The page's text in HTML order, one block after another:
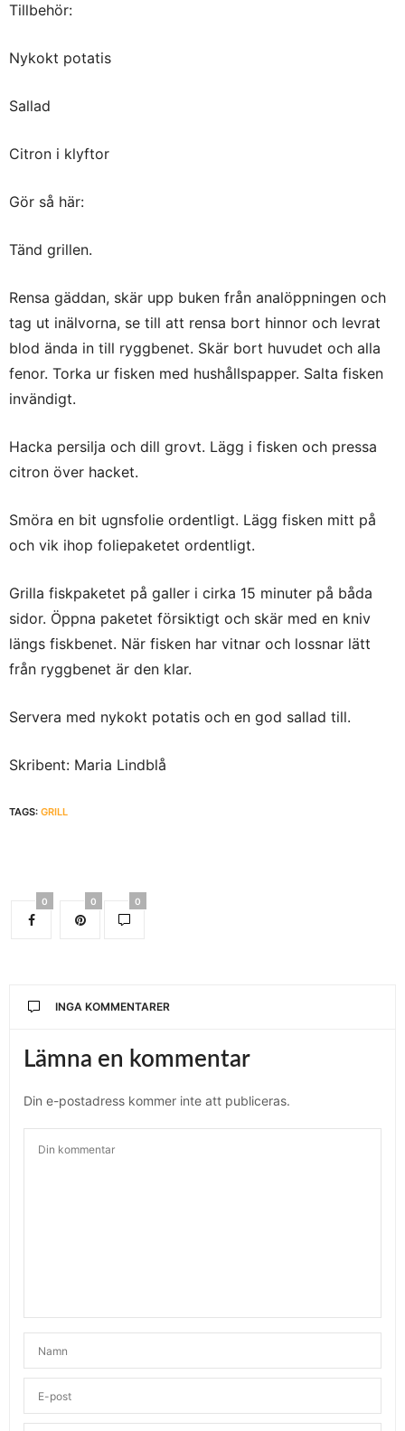
Tillbehör:
Nykokt potatis
Sallad
Citron i klyftor
Gör så här:
Tänd grillen.
Rensa gäddan, skär upp buken från analöppningen och
tag ut inälvorna, se till att rensa bort hinnor och levrat
blod ända in till ryggbenet. Skär bort huvudet och alla
fenor. Torka ur fisken med hushållspapper. Salta fisken
invändigt.
Hacka persilja och dill grovt. Lägg i fisken och pressa
citron över hacket.
Smöra en bit ugnsfolie ordentligt. Lägg fisken mitt på
och vik ihop foliepaketet ordentligt.
Grilla fiskpaketet på galler i cirka 15 minuter på båda
sidor. Öppna paketet försiktigt och skär med en kniv
längs fiskbenet. När fisken har vitnar och lossnar lätt
från ryggbenet är den klar.
Servera med nykokt potatis och en god sallad till.
Skribent: Maria Lindblå
TAGS: GRILL
0 0 0
INGA KOMMENTARER
Lämna en kommentar
Din e-postadress kommer inte att publiceras.